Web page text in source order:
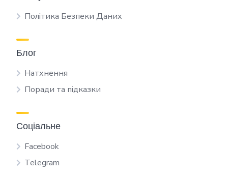
Політика Безпеки Даних
Блог
Натхнення
Поради та підказки
Соціальне
Facebook
Telegram